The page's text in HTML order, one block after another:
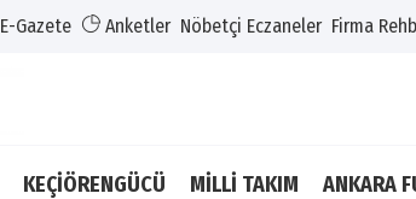
E-Gazete Anketler Nöbetçi Eczaneler Firma
KEÇİÖRENGÜCÜ MİLLİ TAKIM ANKARA